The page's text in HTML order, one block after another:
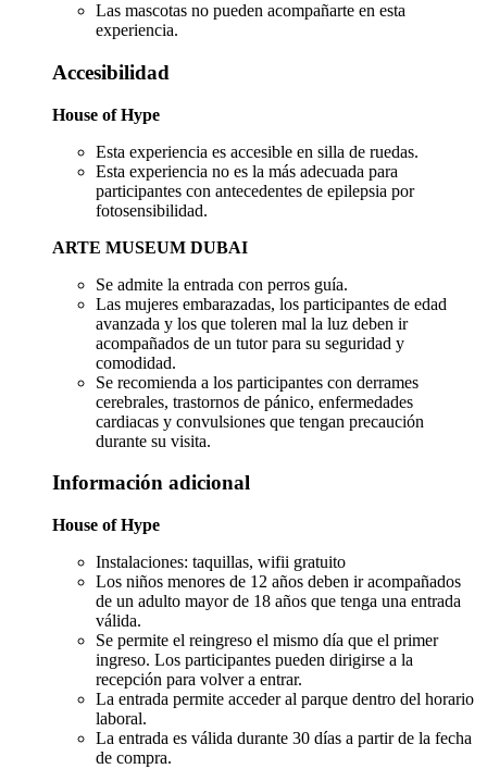
Las mascotas no pueden acompañarte en esta
experiencia.
Accesibilidad
House of Hype
Esta experiencia es accesible en silla de ruedas.
Esta experiencia no es la más adecuada para
participantes con antecedentes de epilepsia por
fotosensibilidad.
ARTE MUSEUM DUBAI
Se admite la entrada con perros guía.
Las mujeres embarazadas, los participantes de edad
avanzada y los que toleren mal la luz deben ir
acompañados de un tutor para su seguridad y
comodidad.
Se recomienda a los participantes con derrames
cerebrales, trastornos de pánico, enfermedades
cardiacas y convulsiones que tengan precaución
durante su visita.
Información adicional
House of Hype
Instalaciones: taquillas, wifii gratuito
Los niños menores de 12 años deben ir acompañados
de un adulto mayor de 18 años que tenga una entrada
válida.
Se permite el reingreso el mismo día que el primer
ingreso. Los participantes pueden dirigirse a la
recepción para volver a entrar.
La entrada permite acceder al parque dentro del horario
laboral.
La entrada es válida durante 30 días a partir de la fecha
de compra.